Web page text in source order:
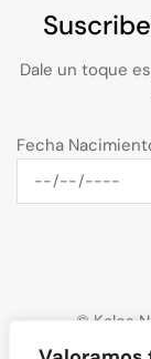
Dale un toque
Fecha
© Kalos